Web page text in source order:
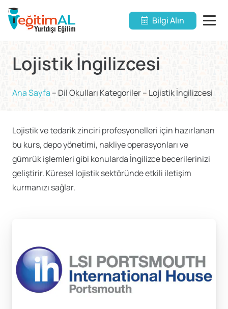
Bilgi Alın
Lojistik İngilizcesi
Ana Sayfa – Dil Okulları Kategoriler– Lojistik İngilizcesi
Lojistik ve tedarik zinciri profesyonelleri için hazırlanan
bu kurs, depo yönetimi, nakliye operasyonları ve
gümrük işlemleri gibi konularda İngilizce becerilerinizi
geliştirir. Küresel lojistik sektöründe etkili iletişim
kurmanızı sağlar.